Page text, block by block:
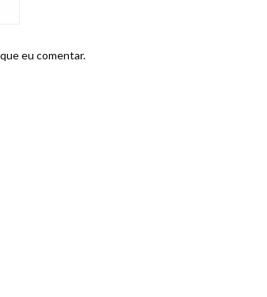
eu comentar.